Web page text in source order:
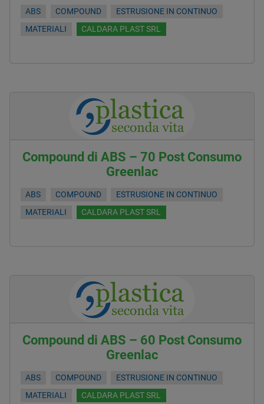
ABS COMPOUND
ESTRUSIONE IN CONTINUO
MATERIALI
CALDARA PLAST SRL
Compound di ABS – 70 Post Consumo
Greenlac
ABS COMPOUND
ESTRUSIONE IN CONTINUO
MATERIALI
CALDARA PLAST SRL
Compound di ABS – 60 Post Consumo
Greenlac
ABS COMPOUND
ESTRUSIONE IN CONTINUO
MATERIALI
CALDARA PLAST SRL